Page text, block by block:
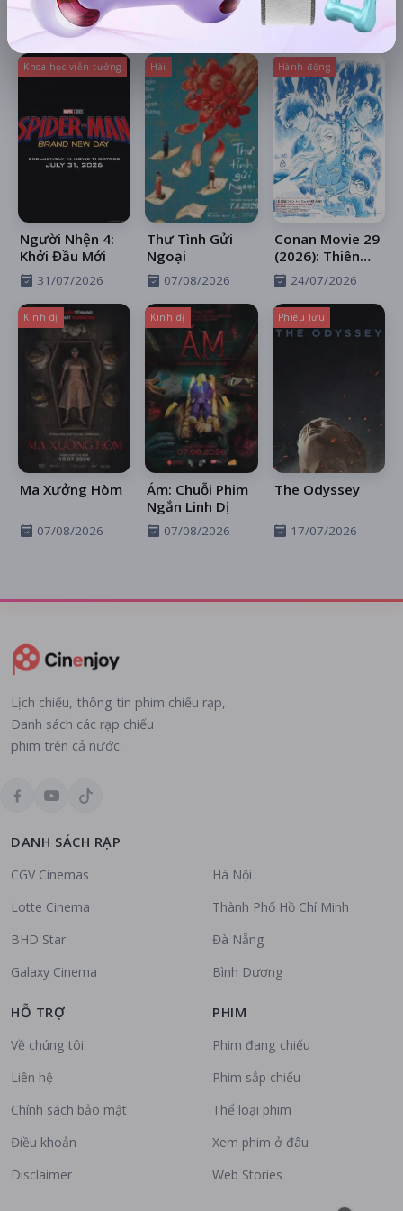
Có thể bạn muốn xem
Khoa học viễn tưởng
Người Nhện 4:
Khởi Đầu Mới
31/07/2026
Hài
Thư Tình Gửi
Ngoại
07/08/2026
Hành động
Conan Movie 29
(2026): Thiên
Thần Sa Ngã
Trên Xa Lộ
24/07/2026
Kinh dị
Ma Xưởng Hòm
07/08/2026
Kinh dị
Ám: Chuỗi Phim
Ngắn Linh Dị
07/08/2026
Phiêu lưu
The Odyssey
17/07/2026
Lịch chiếu, thông tin phim chiếu rạp,
Danh sách các rạp chiếu
phim trên cả nước.
DANH SÁCH RẠP
CGV Cinemas
Lotte Cinema
BHD Star
Galaxy Cinema
Hà Nội
Thành Phố Hồ Chí Minh
Đà Nẵng
Bình Dương
HỖ TRỢ
Về chúng tôi
Liên hệ
Chính sách bảo mật
Điều khoản
Disclaimer
PHIM
Phim đang chiếu
Phim sắp chiếu
Thể loại phim
Xem phim ở đâu
Web Stories